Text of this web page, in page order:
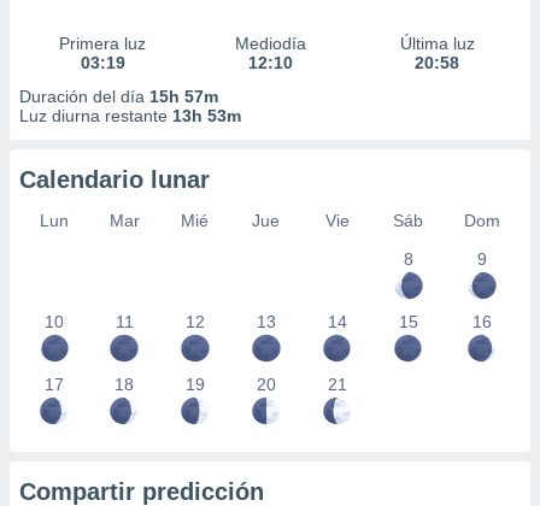
Primera luz
03:19
Mediodía
12:10
Última luz
20:58
Duración del día 15h 57m
Luz diurna restante 13h 53m
Calendario lunar
Lun Mar Mié Jue Vie Sáb
Dom
8
9
10 11 12 13 14 15 16
17 18 19 20 21
Compartir predicción